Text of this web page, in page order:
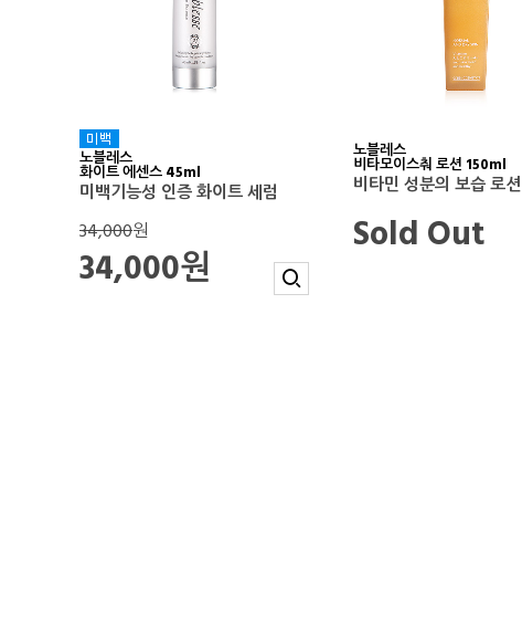
노블레스
화이트 에센스 45ml
미백기능성 인증 화이트 세럼
34,000원
34,000원
노블레스
비타모이스춰 로션 150ml
비타민 성분의 보습 로션
Sold Out